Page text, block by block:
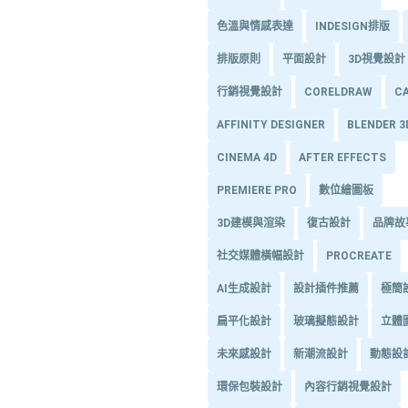
色溫與情感表達 INDESIGN排版
排版原則 平面設計 3D視覺設計
行銷視覺設計 CORELDRAW
AFFINITY DESIGNER BLENDER
CINEMA 4D AFTER EFFECTS
PREMIERE PRO 數位繪圖板
3D建模與渲染 復古設計 品牌
社交媒體橫幅設計 PROCREATE
AI生成設計 設計插件推薦 極簡
扁平化設計 玻璃擬態設計 立體
未來感設計 新潮流設計 動態設
環保包裝設計 內容行銷視覺設計